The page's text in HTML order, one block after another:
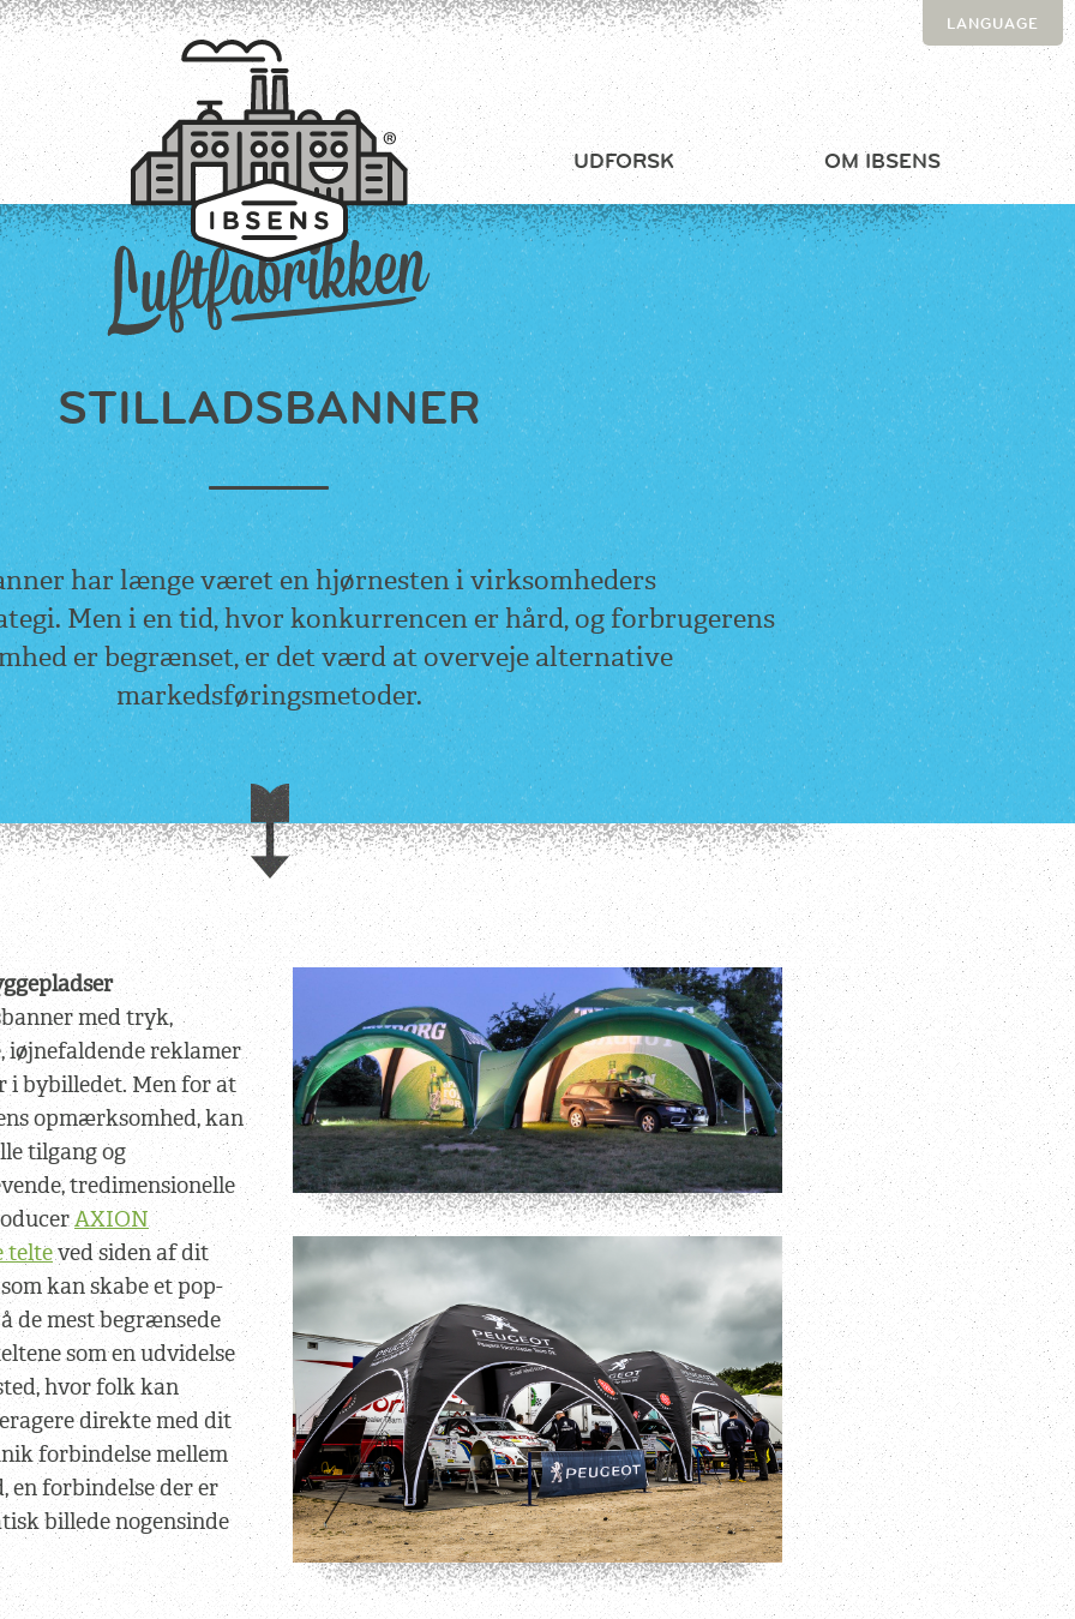
TILMELD
LANGUAGE
UDFORSK OM IBSENS
STILLADSBANNER
har længe været en hjørnesten i virksomheders
Men i en tid, hvor konkurrencen er hård, og forbrugerens
er begrænset, er det værd at overveje alternative
markedsføringsmetoder.
med tryk,
iøjnefaldende reklamer
i bybilledet. Men for at
opmærksomhed, kan
tilgang og
tredimensionelle
AXION
telteved siden af dit
kan skabe et pop-
de mest begrænsede
som en udvidelse
hvor folk kan
direkte med dit
forbindelse mellem
en forbindelse der er
billede nogensinde